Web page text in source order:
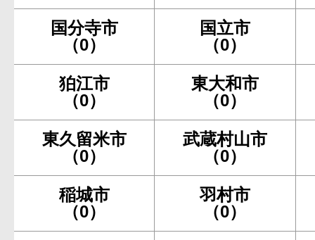
国分寺市
（0）
国立市
（0）
狛江市
（0）
東大和市
（0）
東久留米市
（0）
武蔵村山市
（0）
稲城市
（0）
羽村市
（0）